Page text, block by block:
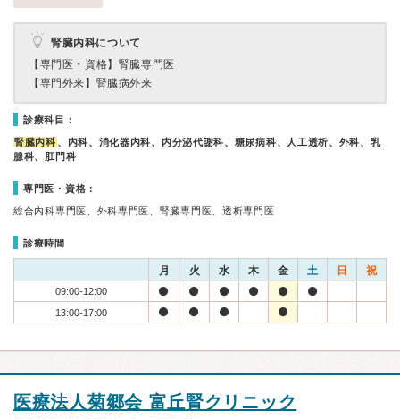
腎臓内科について
【専門医・資格】 腎臓専門医
【専門外来】 腎臓病外来
診療科目：
腎臓内科 、内科、消化器内科、内分泌代謝科、糖尿病科、人工透析、外科、乳
腺科、肛門科
専門医・資格：
総合内科専門医、外科専門医、腎臓専門医、透析専門医
診療時間
月 火 水 木 金 土 日 祝
09:00-12:00
13:00-17:00
医療法人菊郷会 富丘腎クリニック